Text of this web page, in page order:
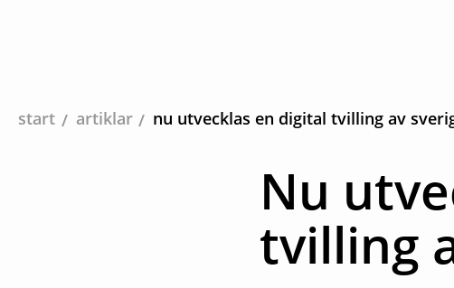
start artiklar nu utvecklas en digital tvilling av
Nu
tvilling